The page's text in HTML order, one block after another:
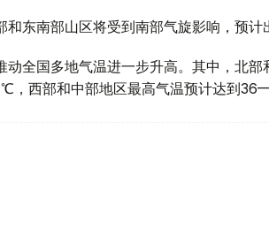
东南部山区将受到南部气旋影响，预计
全国多地气温进一步升高。其中，北
西部和中部地区最高气温预计达到